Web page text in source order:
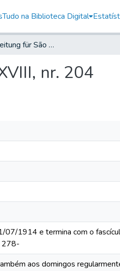
Tudo na Biblioteca Digital
Deutsche Zeitung für São Paulo, 1914, Jahrg. XVIII, nr. 204
nr. 204
07/1914 e termina com o
278-
aos domingos